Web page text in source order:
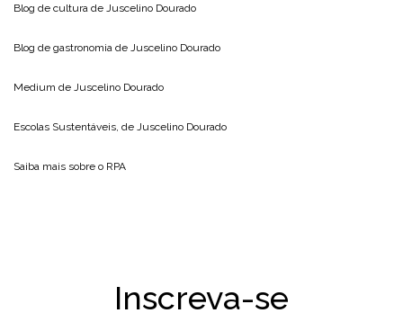
Blog de cultura de Juscelino Dourado
Blog de gastronomia de Juscelino Dourado
Medium de Juscelino Dourado
Escolas Sustentáveis, de Juscelino Dourado
Saiba mais sobre o RPA
Inscreva-se